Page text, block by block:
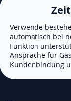
Verwende
automatisch bei
Funktion
Ansprache für
Kundenbindung